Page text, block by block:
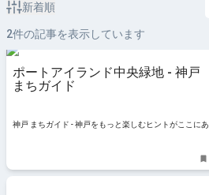
新着順
2件の記事を表示しています
ポートアイランド中央緑地 - 神戸
まちガイド
神戸 まちガイド - 神戸をもっと楽しむヒントがここにあ